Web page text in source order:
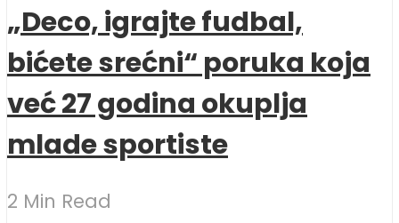
„Deco, igrajte fudbal,
bićete srećni“ poruka koja
već 27 godina okuplja
mlade sportiste
2 Min Read